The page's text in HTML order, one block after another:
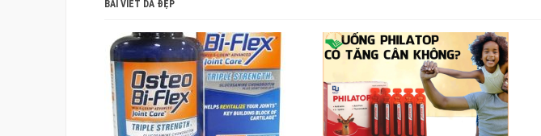
BÀI VIẾT DA ĐẸP